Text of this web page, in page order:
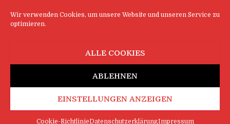
Wir verwenden Cookies, um unsere Website und unseren Service zu
optimieren.
ALLE COOKIES
ABLEHNEN
EINSTELLUNGEN ANZEIGEN
Cookie-RichtlinieDatenschutzerklärungImpressum